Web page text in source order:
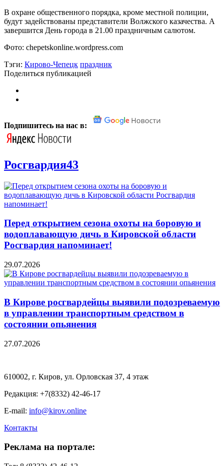
В охране общественного порядка, кроме местной полиции,
будут задействованы представители Волжского казачества. А
завершится День города в 21.00 праздничным салютом.
Фото: chepetskonline.wordpress.com
Тэги: Кирово-Чепецк праздник
Поделиться публикацией
Подпишитесь на нас в:
Росгвардия43
Перед открытием сезона охоты на боровую и
водоплавающую дичь в Кировской области
Росгвардия напоминает!
29.07.2026
В Кирове росгвардейцы выявили подозреваемую
в управлении транспортным средством в
состоянии опьянения
27.07.2026
610002, г. Киров, ул. Орловская 37, 4 этаж
Редакция: +7(8332) 42-46-17
E-mail: info@kirov.online
Контакты
Реклама на портале: